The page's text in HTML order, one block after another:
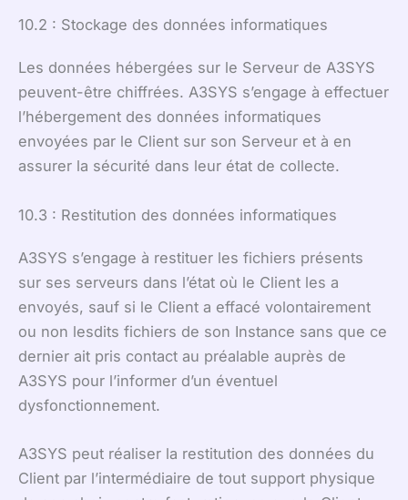
10.2 : Stockage des données informatiques
Les données hébergées sur le Serveur de A3SYS
peuvent-être chiffrées. A3SYS s’engage à effectuer
l’hébergement des données informatiques
envoyées par le Client sur son Serveur et à en
assurer la sécurité dans leur état de collecte.
10.3 : Restitution des données informatiques
A3SYS s’engage à restituer les fichiers présents
sur ses serveurs dans l’état où le Client les a
envoyés, sauf si le Client a effacé volontairement
ou non lesdits fichiers de son Instance sans que ce
dernier ait pris contact au préalable auprès de
A3SYS pour l’informer d’un éventuel
dysfonctionnement.
A3SYS peut réaliser la restitution des données du
Client par l’intermédiaire de tout support physique